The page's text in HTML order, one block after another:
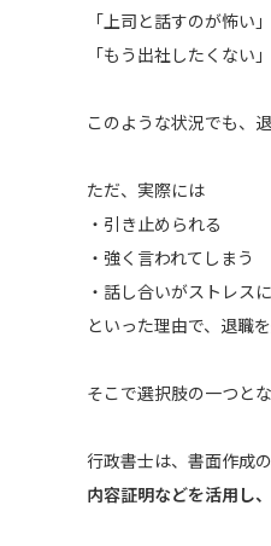
「上司と話すのが怖い」
「もう出社したくない」
このような状況でも、
ただ、実際には
・引き止められる
・強く言われてしまう
・話し合いがストレス
といった理由で、退職
そこで選択肢の一つとな
行政書士は、書面作成の
内容証明などを活用し